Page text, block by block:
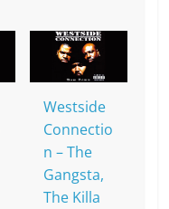
Westside
Connectio
n – The
Gangsta,
The Killa